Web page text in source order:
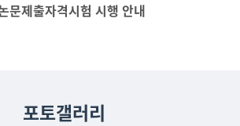
문제출자격시험 시행 안내
포토갤러리